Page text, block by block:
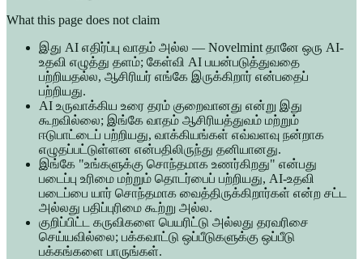
What this page does not claim
இது AI எதிர்ப்பு வாதம் அல்ல — Novelmint தானே ஒரு AI-
உதவி எழுத்து தளம்; கேள்வி AI பயன்படுத்துவதை
பற்றியதல்ல, ஆசிரியர் எங்கே இருக்கிறார் என்பதைப்
பற்றியது.
AI உருவாக்கிய உரை தரம் குறைவானது என்று இது
கூறவில்லை; இங்கே வாதம் ஆசிரியத்துவம் மற்றும்
ஈடுபாட்டைப் பற்றியது, வாக்கியங்கள் எவ்வளவு நன்றாக
எழுதப்பட்டுள்ளன என்பதிலிருந்து தனியானது.
இங்கே "உங்களுக்கு சொந்தமாக உணர்கிறது" என்பது
படைப்பு உரிமை மற்றும் தொடர்பைப் பற்றியது, AI-உதவி
படைப்பை யார் சொந்தமாக வைத்திருக்கிறார்கள் என்ற சட்ட
அல்லது பதிப்புரிமை கூற்று அல்ல.
குறிப்பிட்ட கருவிகளை பெயரிட்டு அல்லது தரவரிசை
செய்யவில்லை; பக்கவாட்டு ஒப்பீடுகளுக்கு ஒப்பீடு
பக்கங்களை பாருங்கள்.